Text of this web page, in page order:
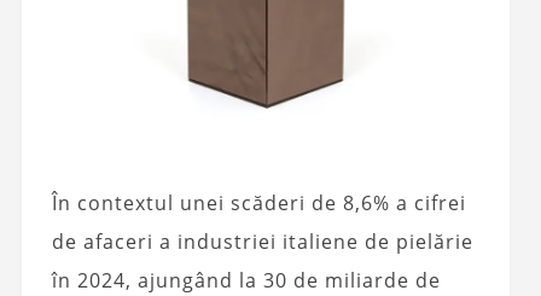
În contextul unei scăderi de 8,6% a cifrei
de afaceri a industriei italiene de pielărie
în 2024, ajungând la 30 de miliarde de